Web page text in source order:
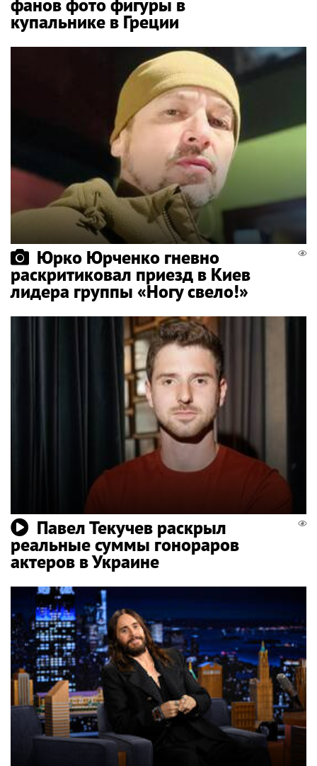
купальнике в Греции
Юрко Юрченко гневно
раскритиковал приезд в Киев
лидера группы «Ногу свело!»
Павел Текучев раскрыл
реальные суммы гонораров
актеров в Украине